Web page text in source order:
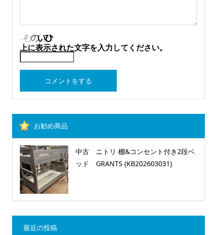
上に表示された文字を入力してください。
お勧め商品
中古 ニトリ 棚&コンセント付き2段ベ
ッド GRANTS (KB202603031)
最近の投稿